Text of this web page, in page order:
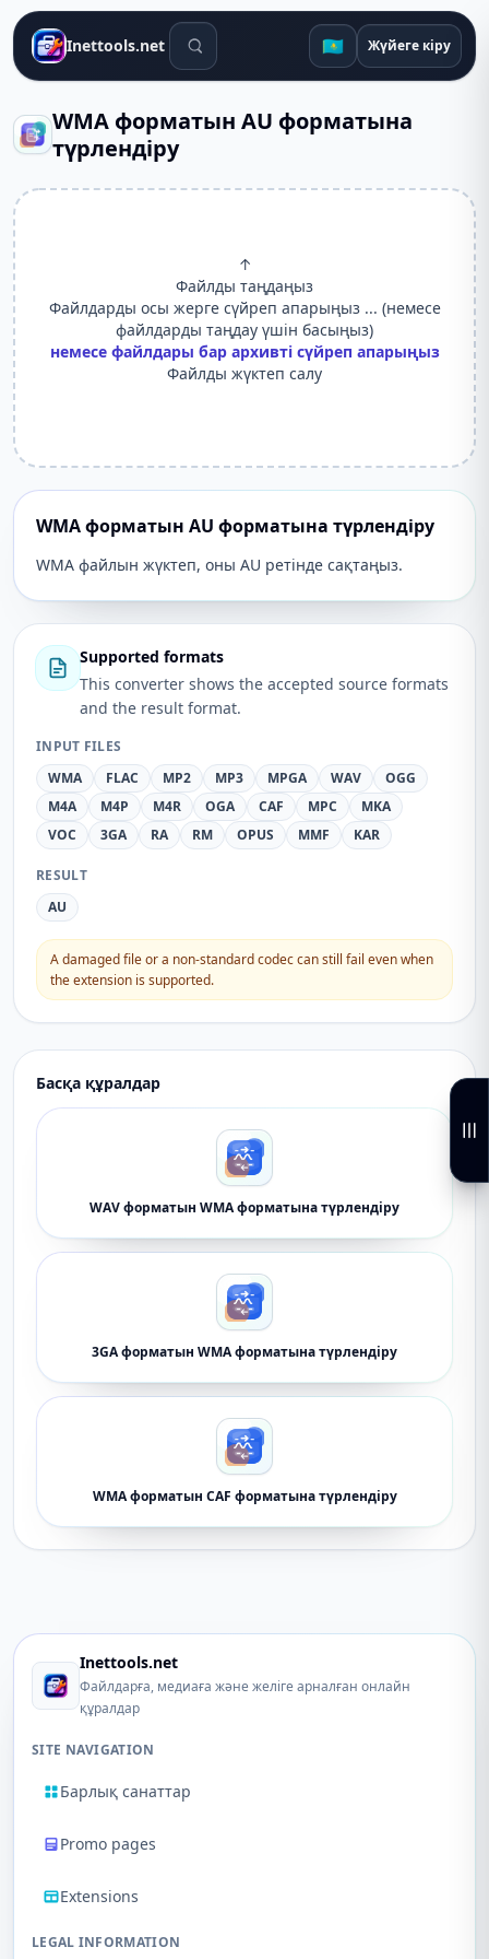
Inettools.net Іздеу құралдары 🇰🇿 Жүйеге кіру
WMA форматын AU форматына
түрлендіру
↑
Файлды таңдаңыз
Файлдарды осы жерге сүйреп апарыңыз ... (немесе
файлдарды таңдау үшін басыңыз)
немесе файлдары бар архивті сүйреп апарыңыз
Файлды жүктеп салу
WMA форматын AU форматына түрлендіру
WMA файлын жүктеп, оны AU ретінде сақтаңыз.
Supported formats
This converter shows the accepted source formats
and the result format.
INPUT FILES
WMA
FLAC MP2 MP3 MPGA WAV
OGG
M4A
M4P M4R OGA CAF MPC
MKA
VOC
3GA RA RM OPUS MMF KAR
RESULT
AU
A damaged file or a non-standard codec can still fail even when
the extension is supported.
Басқа құралдар
WAV форматын WMA форматына түрлендіру
3GA форматын WMA форматына түрлендіру
WMA форматын CAF форматына түрлендіру
Inettools.net
Файлдарға, медиаға және желіге арналған онлайн
құралдар
SITE NAVIGATION
Барлық санаттар
Promo pages
Extensions
LEGAL INFORMATION